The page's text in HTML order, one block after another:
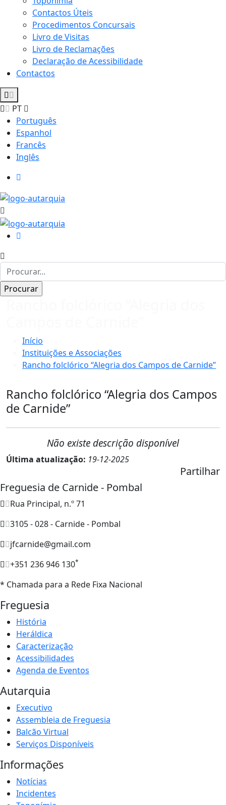
Contactos Úteis
Procedimentos Concursais
Livro de Visitas
Livro de Reclamações
Declaração de Acessibilidade
Contactos
PT
Português
Espanhol
Francês
Inglês
Início
Instituições e Associações
Rancho folclórico “Alegria dos Campos de Carnide”
Rancho folclórico “Alegria dos Campos
de Carnide”
Não existe descrição disponível
Última atualização: 19-12-2025
Partilhar
Freguesia de Carnide - Pombal
Rua Principal, n.º 71
3105 - 028 - Carnide - Pombal
jfcarnide@gmail.com
+351 236 946 130*
* Chamada para a Rede Fixa Nacional
Freguesia
História
Heráldica
Caracterização
Acessibilidades
Agenda de Eventos
Autarquia
Executivo
Assembleia de Freguesia
Balcão Virtual
Serviços Disponíveis
Informações
Notícias
Incidentes